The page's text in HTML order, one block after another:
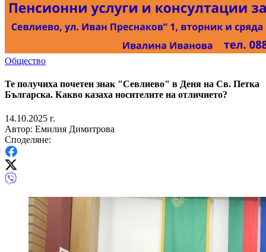
Общество
Те получиха почетен знак "Севлиево" в Деня на Св. Петка
Българска. Какво казаха носителите на отличието?
14.10.2025 г.
Автор: Емилия Димитрова
Споделяне: